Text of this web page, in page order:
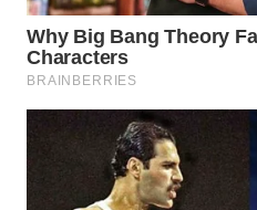
WN
TAPANULI
WN DELI